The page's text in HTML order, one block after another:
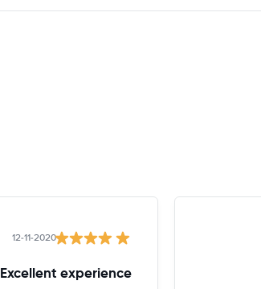
12-11-2020
Excellent experience